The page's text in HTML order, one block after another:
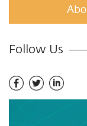
Follow Us